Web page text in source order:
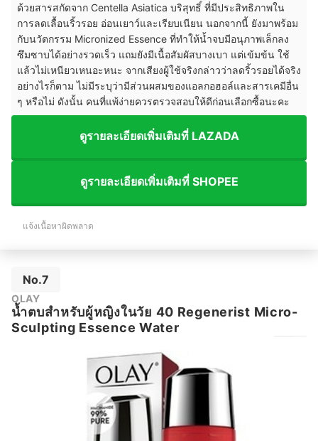
ด้วยสารสกัดจาก Centella Asiatica บริสุทธิ์ ที่มีประสิทธิภาพใน
การลดเลื้อนริ้วรอย อ่อนเยาว์และเรียบเนียน นอกจากนี้ ยังมาพร้อม
กับนวัตกรรม Micronized Essence ที่ทำให้น้ำจบมีอนุภาพเล็กลง
ซึมซาบได้อย่างรวดเร็ว แถมยังมีเนื้อสัมผัสบางเบา แต่เข้มข้น ใช้
แล้วไม่เหนียวเหนอะหนะ จากเสียงผู้ใช้จริงกล่าวว่าลดริ้วรอยได้จริง
อย่างไรก็ตาม ไม่มีระบุว่ามีส่วนผสมของแอลกอฮอล์และสารเคมีอื่น
ๆ หรือไม่ ดังนั้น คนที่แพ้ง่ายควรตรวจสอบให้ดีก่อนเลือกซื้อนะคะ
ดูรายละเอียดเพิ่มเติมที่ LAZADA
ดูรายละเอียดเพิ่มเติมที่ SHOPEE
แจ้งเนื้อหาผิดพลาด
No.7
OLAY
น้ำตบสำหรับผู้หญิงในวัย 40 Regenerist Micro-
Sculpting Essence Water